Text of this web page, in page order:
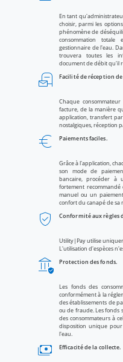
En tant
choisir, parmi les
phénomène de
consommation
gestionnaire de l'eau.
trouvera toutes les
document de débit qu'il
local_post_office Facilité de réception
Chaque
facture, de la manière
application, transfert
nostalgiques, réception
euro_symbol Paiements faciles.
Grâce à l'application,
son mode de
bancaire, procéder à
fortement
manuel ou un
confort du canapé de sa
verified_user Conformité aux règles
Utility|Pay utilise
L'utilisation d'espèces
assured_workload Protection des fonds.
Les fonds des
conformément à la
des établissements de
ou de fraude. Les
des consommateurs à
disposition unique
l'eau.
payments Efficacité de la collecte.